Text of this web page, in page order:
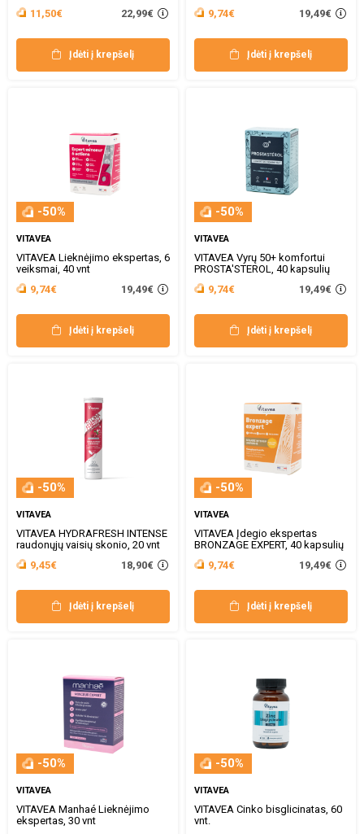
11,50€
22,99€
Įdėti į krepšelį
9,74€ 19,49€
Įdėti į krepšelį
-50%
VITAVEA
VITAVEA Lieknėjimo ekspertas, 6
veiksmai, 40 vnt
9,74€
19,49€
Įdėti į krepšelį
-50%
VITAVEA
VITAVEA Vyrų 50+ komfortui
PROSTA'STEROL, 40 kapsulių
9,74€
19,49€
Įdėti į krepšelį
-50%
VITAVEA
VITAVEA HYDRAFRESH INTENSE
raudonųjų vaisių skonio, 20 vnt
9,45€
18,90€
Įdėti į krepšelį
-50%
VITAVEA
VITAVEA Įdegio ekspertas
BRONZAGE EXPERT, 40 kapsulių
9,74€
19,49€
Įdėti į krepšelį
-50%
VITAVEA
VITAVEA Manhaé Lieknėjimo
ekspertas, 30 vnt
-50%
VITAVEA
VITAVEA Cinko bisglicinatas, 60
vnt.